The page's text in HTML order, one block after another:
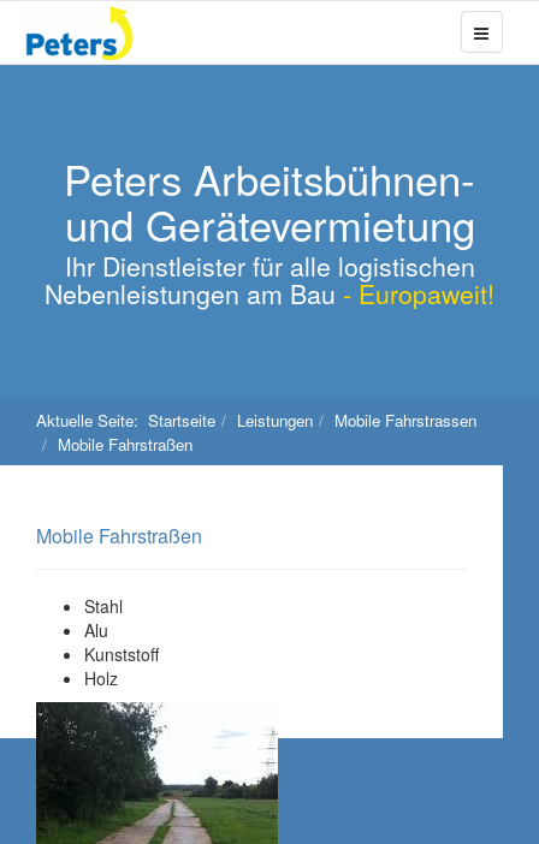
Peters Arbeitsbühnen-
und Gerätevermietung
Ihr Dienstleister für alle logistischen
Nebenleistungen am Bau - Europaweit!
Aktuelle Seite: Startseite Leistungen
Mobile Fahrstrassen
Mobile Fahrstraßen
Mobile Fahrstraßen
Stahl
Alu
Kunststoff
Holz